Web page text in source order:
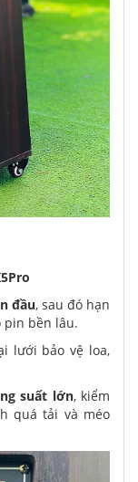
đầu, sau đó hạn
pin bền lâu.
lưới bảo vệ loa,
suất lớn, kiểm
quá tải và méo